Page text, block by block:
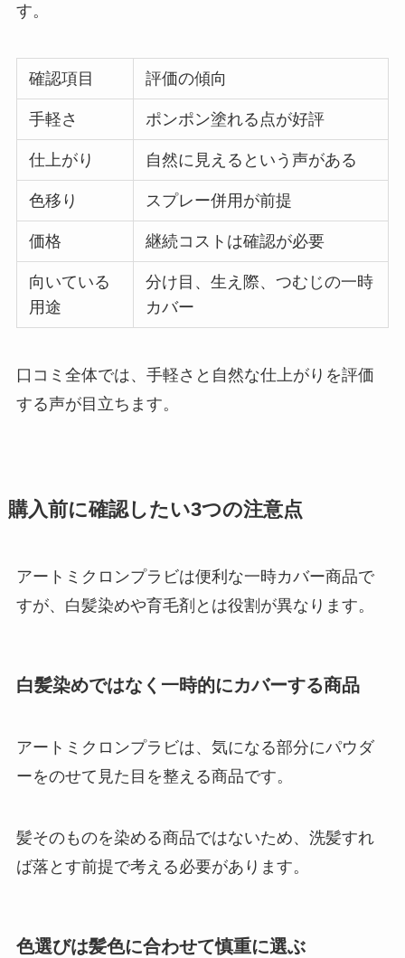
す。
確認項目 評価の傾向
手軽さ ポンポン塗れる点が好評
仕上がり 自然に見えるという声がある
色移り スプレー併用が前提
価格 継続コストは確認が必要
向いている
用途
分け目、生え際、つむじの一時
カバー
口コミ全体では、手軽さと自然な仕上がりを評価
する声が目立ちます。
購入前に確認したい3つの注意点
アートミクロンプラビは便利な一時カバー商品で
すが、白髪染めや育毛剤とは役割が異なります。
白髪染めではなく一時的にカバーする商品
アートミクロンプラビは、気になる部分にパウダ
ーをのせて見た目を整える商品です。
髪そのものを染める商品ではないため、洗髪すれ
ば落とす前提で考える必要があります。
色選びは髪色に合わせて慎重に選ぶ